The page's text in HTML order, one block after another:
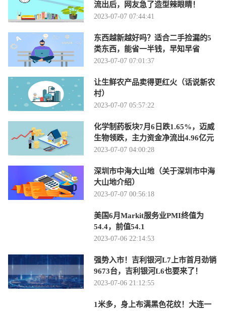
流出后，网友急了造型辣眼睛！
2023-07-07 07:44:41
东西越新越好吗？适合二手捡漏的5
类东西，能省一半钱，早知早省
2023-07-07 07:01:37
让生鲜农产品卖得更红火（话说新农
村）
2023-07-07 05:57:22
化学制药板块7月6日跌1.65%，迈威
生物领跌，主力资金净流出4.96亿元
2023-07-07 04:00:28
深圳市中海大山地（关于深圳市中海
大山地介绍）
2023-07-07 00:56:18
美国6月Markit服务业PMI终值为
54.4，前值54.1
2023-07-06 22:14:53
强势入市！吉利银河L7上市首月劲销
9673台，吉利银河L6也要来了！
2023-07-06 21:12:55
1米多，身上布满黑色花纹！大连一